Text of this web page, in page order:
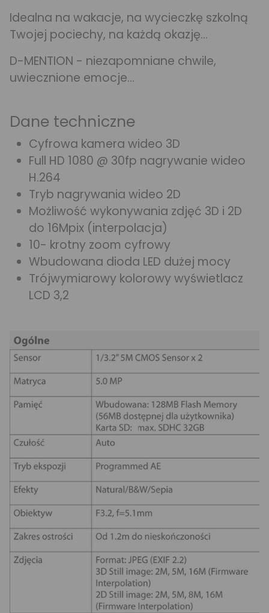
Idealna na wakacje, na wycieczkę szkolną
Twojej pociechy, na każdą okazję…
D-MENTION - niezapomniane chwile,
uwiecznione emocje…
Dane techniczne
Cyfrowa kamera wideo 3D
Full HD 1080 @ 30fp nagrywanie wideo
H.264
Tryb nagrywania wideo 2D
Możliwość wykonywania zdjęć 3D i 2D
do 16Mpix (interpolacja)
10- krotny zoom cyfrowy
Wbudowana dioda LED dużej mocy
Trójwymiarowy kolorowy wyświetlacz
LCD 3,2